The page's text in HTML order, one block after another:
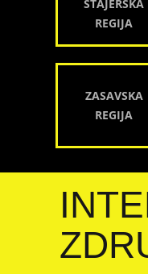
ŠTAJERSKA
REGIJA
ZASAVSKA
REGIJA